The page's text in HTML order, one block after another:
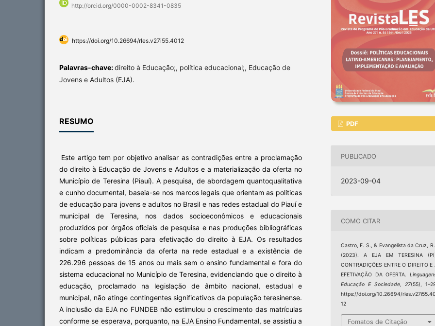
http://orcid.org/0000-0002-8341-0835
https://doi.org/10.26694/rles.v27i55.4012
Palavras-chave:direito à Educação;, política educacional;, Educação de
Jovens e Adultos (EJA).
RESUMO
Este artigo tem por objetivo analisar as contradições entre a proclamação
do direito à Educação de Jovens e Adultos e a materialização da oferta no
Município de Teresina (Piauí). A pesquisa, de abordagem quantoqualitativa
e cunho documental, baseia-se nos marcos legais que orientam as políticas
de educação para jovens e adultos no Brasil e nas redes estadual do Piauí e
municipal de Teresina, nos dados socioeconômicos e educacionais
produzidos por órgãos oficiais de pesquisa e nas produções bibliográficas
sobre políticas públicas para efetivação do direito à EJA. Os resultados
indicam a predominância da oferta na rede estadual e a existência de
226.296 pessoas de 15 anos ou mais sem o ensino fundamental e fora do
sistema educacional no Município de Teresina, evidenciando que o direito à
educação, proclamado na legislação de âmbito nacional, estadual e
municipal, não atinge contingentes significativos da população teresinense.
A inclusão da EJA no FUNDEB não estimulou o crescimento das matrículas
conforme se esperava, porquanto, na EJA Ensino Fundamental, se assistiu a
PDF
PUBLICADO
2023-09-04
COMO CITAR
Castro, F. S., & Evangelista da Cruz,
(2023). A EJA EM TERESINA
CONTRADIÇÕES ENTRE O DIREITO E
EFETIVAÇÃO DA OFERTA.
Educação E Sociedade, 27(55),
https://doi.org/10.26694/
12
Fomatos de Citação